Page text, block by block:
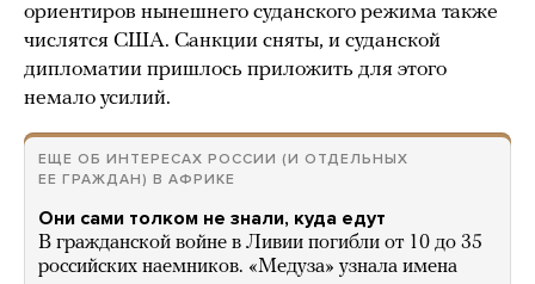
ориентиров нынешнего суданского режима также
числятся США. Санкции сняты, и суданской
дипломатии пришлось приложить для этого
немало усилий.
ЕЩЕ ОБ ИНТЕРЕСАХ РОССИИ (И ОТДЕЛЬНЫХ
ЕЕ ГРАЖДАН) В АФРИКЕ
Они сами толком не знали, куда едут
В гражданской войне в Ливии погибли от 10 до 35
российских наемников. «Медуза» узнала имена